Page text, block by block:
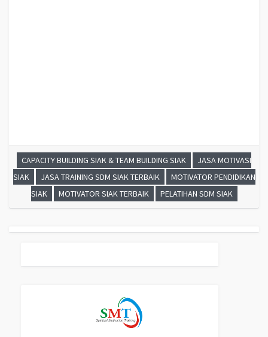
CAPACITY BUILDING SIAK & TEAM BUILDING SIAK
JASA MOTIVASI
SIAK
JASA TRAINING SDM SIAK TERBAIK
MOTIVATOR PENDIDIKAN
SIAK
MOTIVATOR SIAK TERBAIK PELATIHAN SDM SIAK